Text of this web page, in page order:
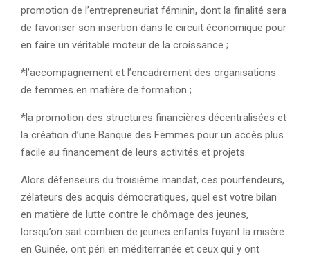
promotion de l’entrepreneuriat féminin, dont la finalité sera
de favoriser son insertion dans le circuit économique pour
en faire un véritable moteur de la croissance ;
*l’accompagnement et l’encadrement des organisations
de femmes en matière de formation ;
*la promotion des structures financières décentralisées et
la création d’une Banque des Femmes pour un accès plus
facile au financement de leurs activités et projets.
Alors défenseurs du troisième mandat, ces pourfendeurs,
zélateurs des acquis démocratiques, quel est votre bilan
en matière de lutte contre le chômage des jeunes,
lorsqu’on sait combien de jeunes enfants fuyant la misère
en Guinée, ont péri en méditerranée et ceux qui y ont